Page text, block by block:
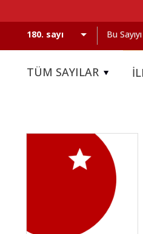
Bu
TÜM SAYILAR